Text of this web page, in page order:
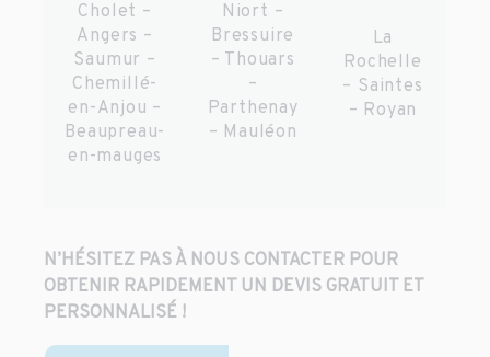
Cholet –
Angers –
Saumur –
Chemillé-
en-Anjou –
Beaupreau-
en-mauges
Niort –
Bressuire
– Thouars
–
Parthenay
– Mauléon
La
Rochelle
– Saintes
– Royan
N’HÉSITEZ PAS À NOUS CONTACTER POUR
OBTENIR RAPIDEMENT UN DEVIS GRATUIT ET
PERSONNALISÉ !